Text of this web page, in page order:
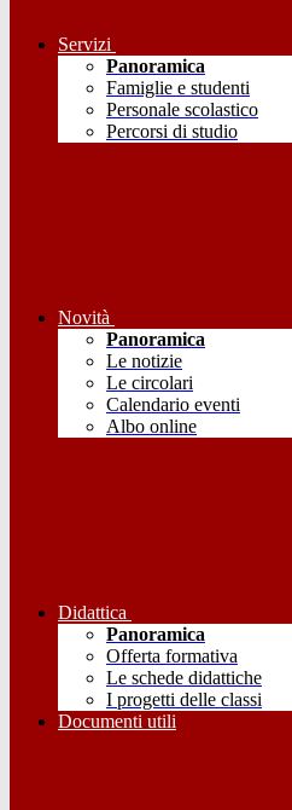
Servizi
Panoramica
Famiglie e studenti
Personale scolastico
Percorsi di studio
Novità
Panoramica
Le notizie
Le circolari
Calendario eventi
Albo online
Didattica
Panoramica
Offerta formativa
Le schede didattiche
I progetti delle classi
Documenti utili